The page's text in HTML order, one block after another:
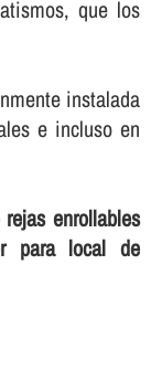
que los
instalada
e incluso en
enrollables
para local de